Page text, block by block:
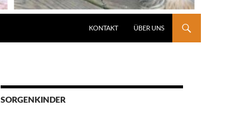
KONTAKT ÜBER UNS
SORGENKINDER